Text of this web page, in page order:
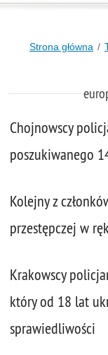
Strona główna
Chojnowscy
poszukiwanego
Kolejny z
przestępczej w
Krakowscy
który od 18 lat
sprawiedliwości